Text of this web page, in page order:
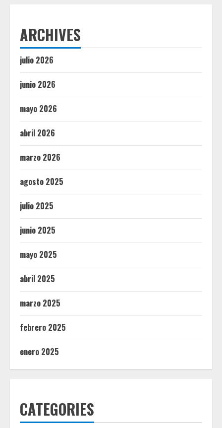
ARCHIVES
julio 2026
junio 2026
mayo 2026
abril 2026
marzo 2026
agosto 2025
julio 2025
junio 2025
mayo 2025
abril 2025
marzo 2025
febrero 2025
enero 2025
CATEGORIES